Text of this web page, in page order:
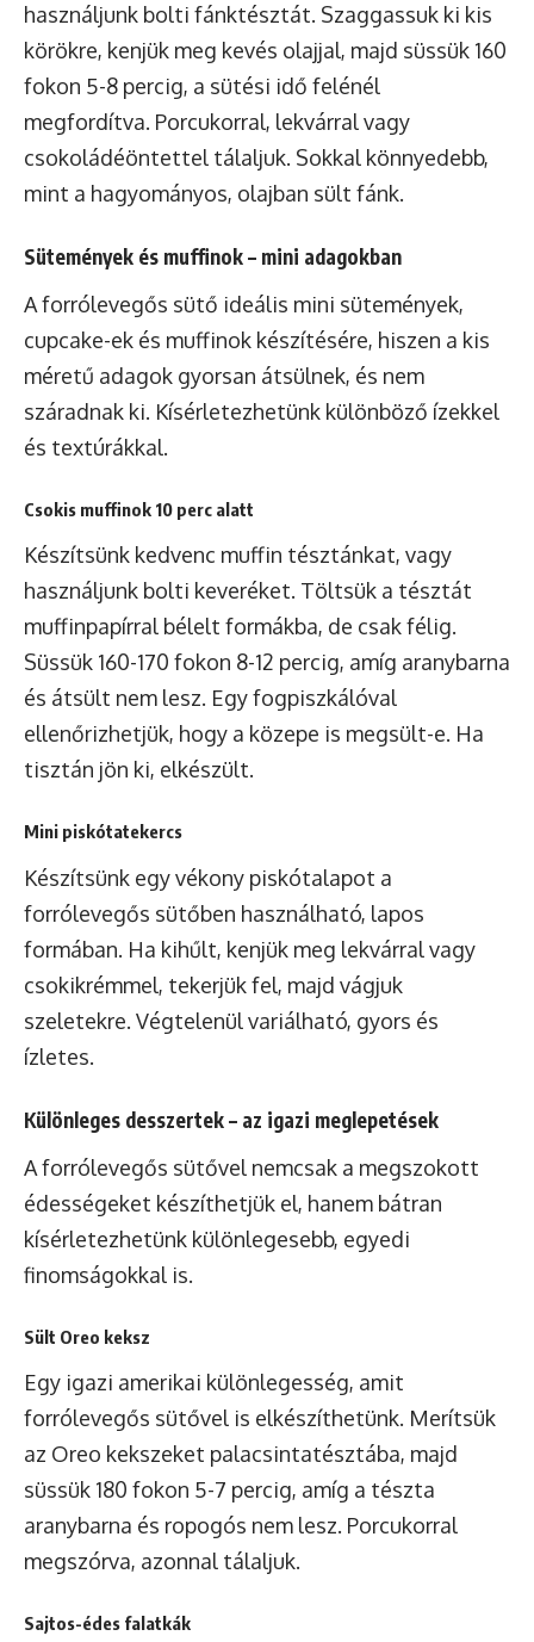
használjunk bolti fánktésztát. Szaggassuk ki kis
körökre, kenjük meg kevés olajjal, majd süssük 160
fokon 5-8 percig, a sütési idő felénél
megfordítva. Porcukorral, lekvárral vagy
csokoládéöntettel tálaljuk. Sokkal könnyedebb,
mint a hagyományos, olajban sült fánk.
Sütemények és muffinok – mini adagokban
A forrólevegős sütő ideális mini sütemények,
cupcake-ek és muffinok készítésére, hiszen a kis
méretű adagok gyorsan átsülnek, és nem
száradnak ki. Kísérletezhetünk különböző ízekkel
és textúrákkal.
Csokis muffinok 10 perc alatt
Készítsünk kedvenc muffin tésztánkat, vagy
használjunk bolti keveréket. Töltsük a tésztát
muffinpapírral bélelt formákba, de csak félig.
Süssük 160-170 fokon 8-12 percig, amíg aranybarna
és átsült nem lesz. Egy fogpiszkálóval
ellenőrizhetjük, hogy a közepe is megsült-e. Ha
tisztán jön ki, elkészült.
Mini piskótatekercs
Készítsünk egy vékony piskótalapot a
forrólevegős sütőben használható, lapos
formában. Ha kihűlt, kenjük meg lekvárral vagy
csokikrémmel, tekerjük fel, majd vágjuk
szeletekre. Végtelenül variálható, gyors és
ízletes.
Különleges desszertek – az igazi meglepetések
A forrólevegős sütővel nemcsak a megszokott
édességeket készíthetjük el, hanem bátran
kísérletezhetünk különlegesebb, egyedi
finomságokkal is.
Sült Oreo keksz
Egy igazi amerikai különlegesség, amit
forrólevegős sütővel is elkészíthetünk. Merítsük
az Oreo kekszeket palacsintatésztába, majd
süssük 180 fokon 5-7 percig, amíg a tészta
aranybarna és ropogós nem lesz. Porcukorral
megszórva, azonnal tálaljuk.
Sajtos-édes falatkák